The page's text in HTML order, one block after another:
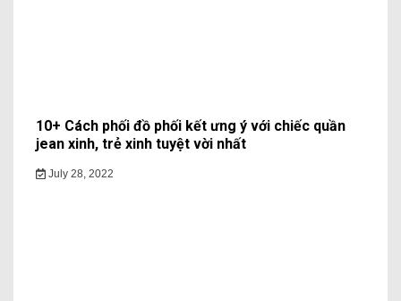
10+ Cách phối đồ phối kết ưng ý với chiếc quần
jean xinh, trẻ xinh tuyệt vời nhất
July 28, 2022